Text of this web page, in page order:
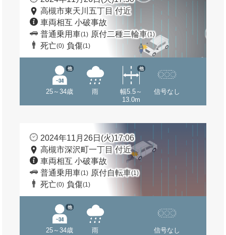
高槻市東天川五丁目 付近
車両相互 小破事故
普通乗用車(1) 原付二種二輪車(1)
死亡(0) 負傷(1)
25～34歳
他
雨
幅5.5～
13.0m
他
信号なし
2024年11月26日(火)17:06
高槻市深沢町一丁目 付近
車両相互 小破事故
普通乗用車(1) 原付自転車(1)
死亡(0) 負傷(1)
25～34歳
他
雨 信号なし